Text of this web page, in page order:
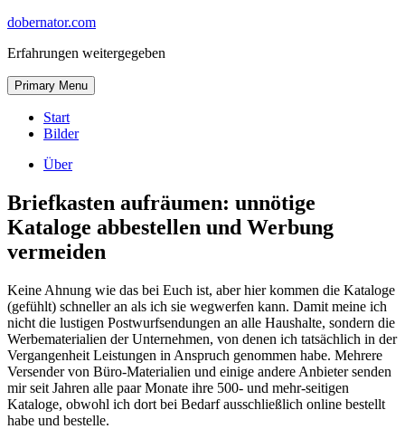
Skip
content
dobernator.com
Erfahrungen weitergegeben
Primary Menu Skip
to
Start
Bilder
Über
Briefkasten aufräumen: unnötige
Kataloge abbestellen und Werbung
vermeiden
Keine Ahnung wie das bei Euch ist, aber hier kommen die Kataloge
(gefühlt) schneller an als ich sie wegwerfen kann. Damit meine ich
nicht die lustigen Postwurfsendungen an alle Haushalte, sondern die
Werbematerialien der Unternehmen, von denen ich tatsächlich in der
Vergangenheit Leistungen in Anspruch genommen habe. Mehrere
Versender von Büro-Materialien und einige andere Anbieter senden
mir seit Jahren alle paar Monate ihre 500- und mehr-seitigen
Kataloge, obwohl ich dort bei Bedarf ausschließlich online bestellt
habe und bestelle.